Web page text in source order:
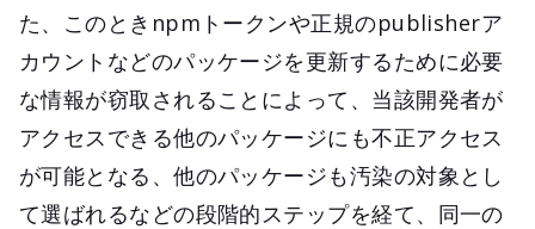
た、このときnpmトークンや正規のpublisherア
カウントなどのパッケージを更新するために必要
な情報が窃取されることによって、当該開発者が
アクセスできる他のパッケージにも不正アクセス
が可能となる、他のパッケージも汚染の対象とし
て選ばれるなどの段階的ステップを経て、同一の